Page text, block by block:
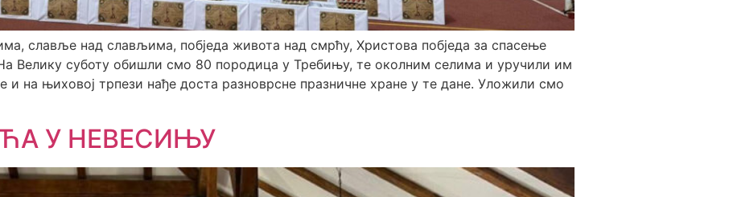
славље над слављима, побједа живота над смрћу, Христова побједа за спасење
Велику суботу обишли смо 80 породица у Требињу, те околним селима и уручили им
на њиховој трпези нађе доста разноврсне празничне хране у те дане. Уложили смо
У НЕВЕСИЊУ